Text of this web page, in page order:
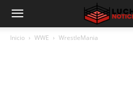
Inicio WWE WrestleMania